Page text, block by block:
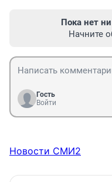
Пока нет
Начните
Гость
Войти
Новости СМИ2